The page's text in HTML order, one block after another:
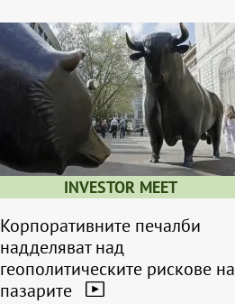
INVESTOR MEET
Корпоративните печалби
надделяват над
геополитическите рискове на
пазарите